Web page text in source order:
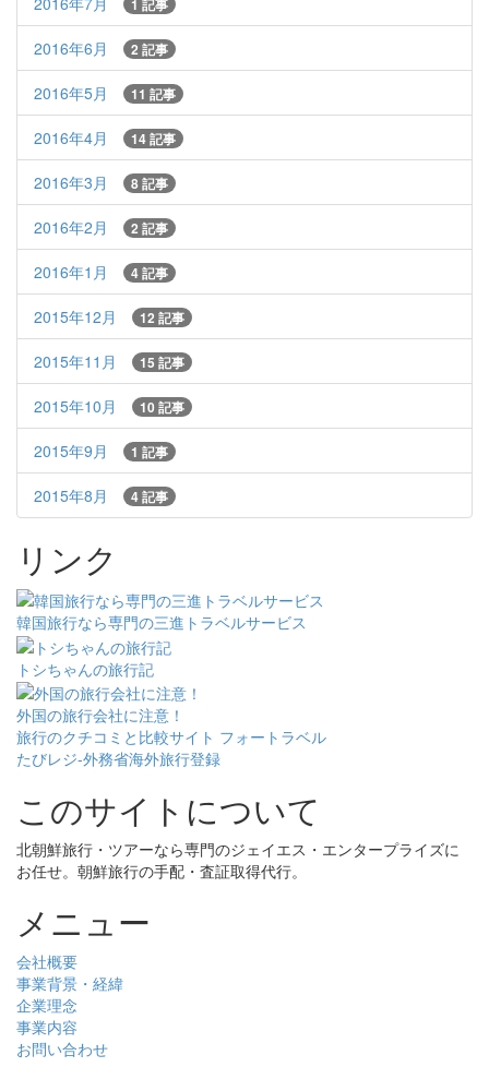
1 記事
2016年6月 2 記事
2016年5月 11 記事
2016年4月 14 記事
2016年3月 8 記事
2016年2月 2 記事
2016年1月 4 記事
2015年12月 12 記事
2015年11月 15 記事
2015年10月 10 記事
2015年9月 1 記事
2015年8月 4 記事
リンク
韓国旅行なら専門の三進トラベルサービス
トシちゃんの旅行記
外国の旅行会社に注意！
旅行のクチコミと比較サイト フォートラベル
たびレジ-外務省海外旅行登録
このサイトについて
北朝鮮旅行・ツアーなら専門のジェイエス・エンタープライズに
お任せ。朝鮮旅行の手配・査証取得代行。
メニュー
会社概要
事業背景・経緯
企業理念
事業内容
お問い合わせ